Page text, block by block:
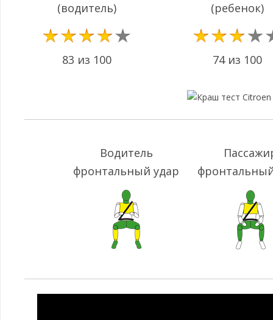
(водитель)
83 из 100
(ребенок)
74 из 100
Водитель
фронтальный удар